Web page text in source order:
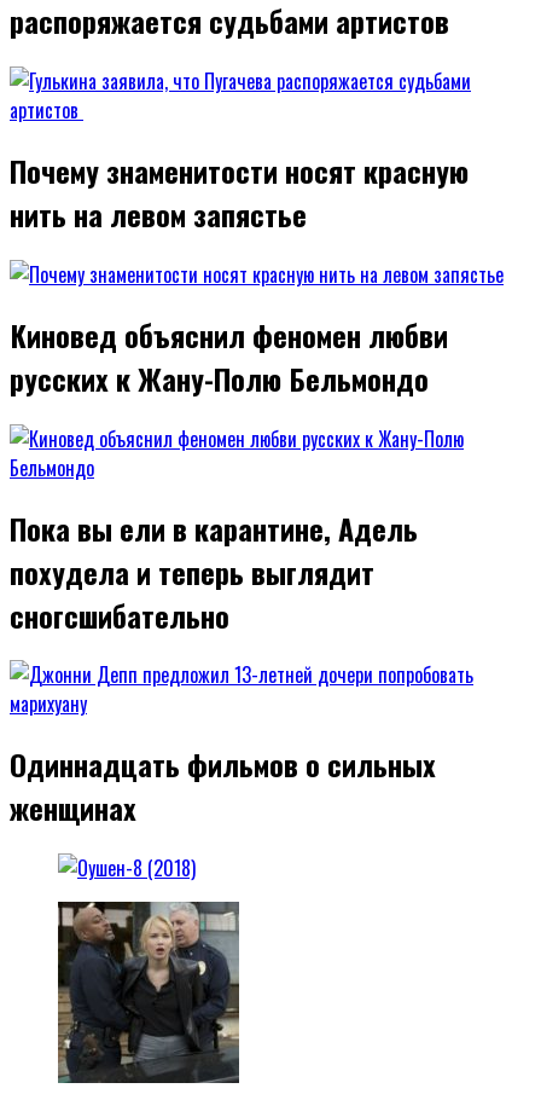
распоряжается судьбами артистов
Почему знаменитости носят красную
нить на левом запястье
Киновед объяснил феномен любви
русских к Жану-Полю Бельмондо
Пока вы ели в карантине, Адель
похудела и теперь выглядит
сногсшибательно
Одиннадцать фильмов о сильных
женщинах